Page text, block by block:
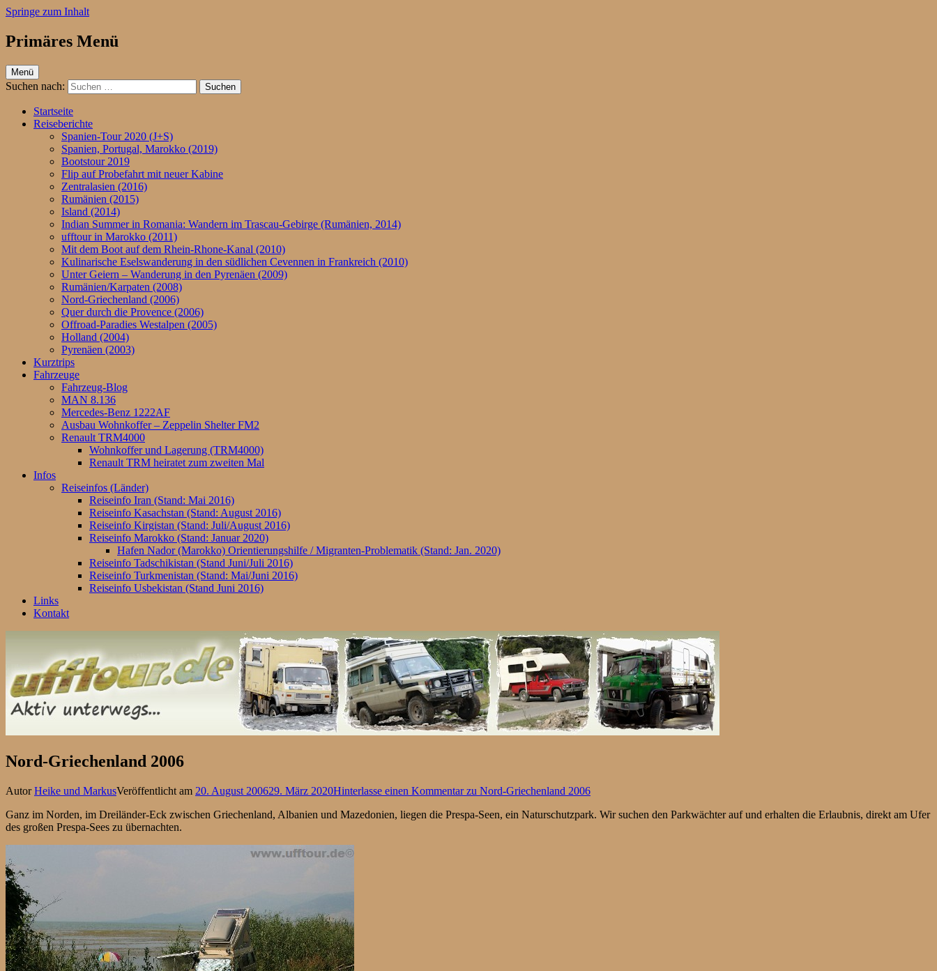
Springe zum Inhalt
ufftour.de – Aktiv unterwegs
Primäres Menü
Menü
Suchen nach:
Startseite
Reiseberichte
Spanien-Tour 2020 (J+S)
Spanien, Portugal, Marokko (2019)
Bootstour 2019
Flip auf Probefahrt mit neuer Kabine
Zentralasien (2016)
Rumänien (2015)
Island (2014)
Indian Summer in Romania: Wandern im Trascau-Gebirge (Rumänien, 2014)
ufftour in Marokko (2011)
Mit dem Boot auf dem Rhein-Rhone-Kanal (2010)
Kulinarische Eselswanderung in den südlichen Cevennen in Frankreich (2010)
Unter Geiern – Wanderung in den Pyrenäen (2009)
Rumänien/Karpaten (2008)
Nord-Griechenland (2006)
Quer durch die Provence (2006)
Offroad-Paradies Westalpen (2005)
Holland (2004)
Pyrenäen (2003)
Kurztrips
Fahrzeuge
Fahrzeug-Blog
MAN 8.136
Mercedes-Benz 1222AF
Ausbau Wohnkoffer – Zeppelin Shelter FM2
Renault TRM4000
Wohnkoffer und Lagerung (TRM4000)
Renault TRM heiratet zum zweiten Mal
Infos
Reiseinfos (Länder)
Reiseinfo Iran (Stand: Mai 2016)
Reiseinfo Kasachstan (Stand: August 2016)
Reiseinfo Kirgistan (Stand: Juli/August 2016)
Reiseinfo Marokko (Stand: Januar 2020)
Hafen Nador (Marokko) Orientierungshilfe / Migranten-Problematik (Stand: Jan. 2020)
Reiseinfo Tadschikistan (Stand Juni/Juli 2016)
Reiseinfo Turkmenistan (Stand: Mai/Juni 2016)
Reiseinfo Usbekistan (Stand Juni 2016)
Links
Kontakt
Nord-Griechenland 2006
AutorHeike und MarkusVeröffentlicht am 20. August 200629. März 2020Hinterlasse einen Kommentarzu Nord-Griechenland 2006
Ganz im Norden, im Dreiländer-Eck zwischen Griechenland, Albanien und Mazedonien, liegen die Prespa-Seen, ein Naturschutzpark. Wir suchen den Parkwächter auf und erhalten die Erlaubnis, direkt am Ufer
des großen Prespa-Sees zu übernachten.